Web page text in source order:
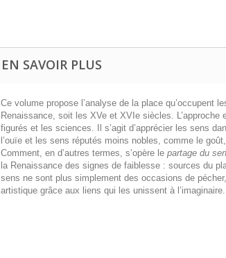
EN SAVOIR PLUS
Ce volume propose l’analyse de la place qu’occupent
Renaissance, soit les XVe et XVIe siècles.
figurés et les sciences. Il s’agit d’apprécier les sens
l’ouïe et les sens réputés moins nobles, comme le
Comment, en d’autres termes, s’opère le partage du
la Renaissance des signes de faiblesse : sources du
sens ne sont plus simplement des occasions de
artistique grâce aux liens qui les unissent à l’imaginaire.